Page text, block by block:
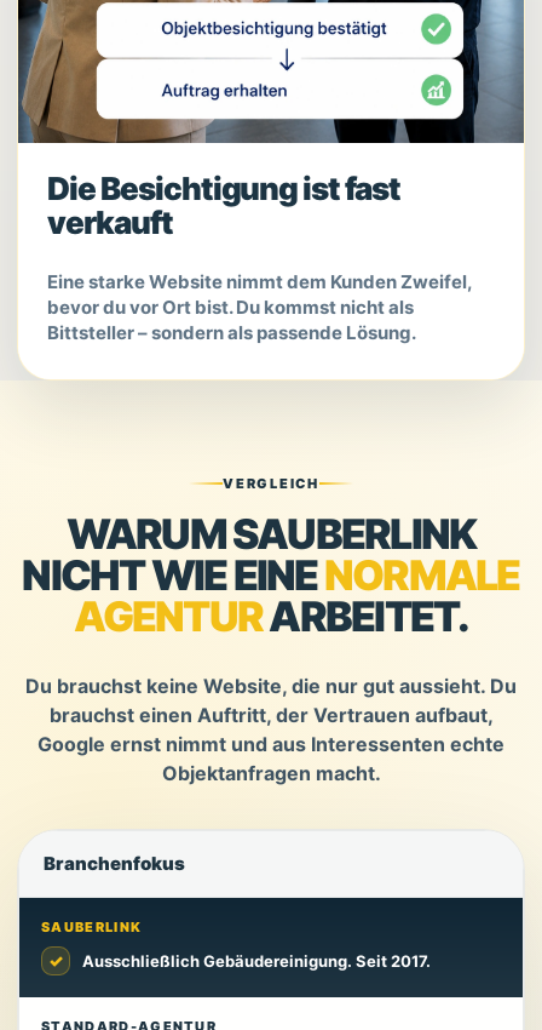
Die Besichtigung ist fast
verkauft
Eine starke Website nimmt dem Kunden Zweifel,
bevor du vor Ort bist. Du kommst nicht als
Bittsteller – sondern als passende Lösung.
VERGLEICH
WARUM SAUBERLINK
NICHT WIE EINENORMALE
AGENTURARBEITET.
Du brauchst keine Website, die nur gut aussieht. Du
brauchst einen Auftritt, der Vertrauen aufbaut,
Google ernst nimmt und aus Interessenten echte
Objektanfragen macht.
Branchenfokus
STANDARD-AGENTUR
SAUBERLINK
✓ Ausschließlich Gebäudereinigung. Seit 2017.